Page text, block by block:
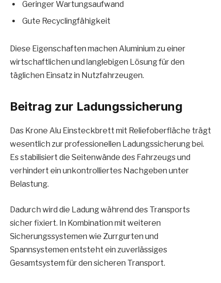
Geringer Wartungsaufwand
Gute Recyclingfähigkeit
Diese Eigenschaften machen Aluminium zu einer
wirtschaftlichen und langlebigen Lösung für den
täglichen Einsatz in Nutzfahrzeugen.
Beitrag zur Ladungssicherung
Das Krone Alu Einsteckbrett mit Reliefoberfläche trägt
wesentlich zur professionellen Ladungssicherung bei.
Es stabilisiert die Seitenwände des Fahrzeugs und
verhindert ein unkontrolliertes Nachgeben unter
Belastung.
Dadurch wird die Ladung während des Transports
sicher fixiert. In Kombination mit weiteren
Sicherungssystemen wie Zurrgurten und
Spannsystemen entsteht ein zuverlässiges
Gesamtsystem für den sicheren Transport.